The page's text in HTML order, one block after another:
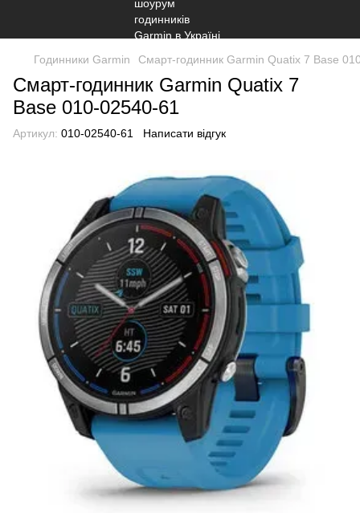
Годинники Garmin Смарт-годинник Garmin Quatix 7 Base
Смарт-годинник Garmin Quatix 7
Base 010-02540-61
Артикул: 010-02540-61 Написати відгук